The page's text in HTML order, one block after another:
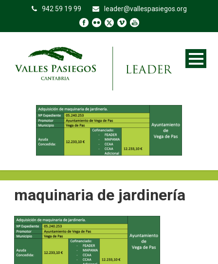
942 59 19 99 leader@vallespasiegos.org
maquinaria de jardinería